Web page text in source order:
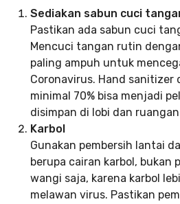
Sediakan sabun cuci
Pastikan ada sabun cuci
Mencuci tangan rutin
paling ampuh untuk
Coronavirus. Hand sanitizer
minimal 70% bisa menjadi
disimpan di lobi dan
Karbol
Gunakan pembersih lantai
berupa cairan karbol, bukan
wangi saja, karena karbol
melawan virus. Pastikan